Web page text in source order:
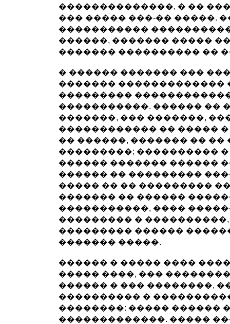
��������������, � ��
��� ����� ���-�� �����.
�����������
������, ������� �����
������� ���������� ��
� ������ ������� ���
������� �������������
���������
�����������. ������ ��
�������, ��� �������,
������������ �� �����
�� ������, ������� �� ��
���������; ���������� �
������ ������� ������
������ �� ���������
����� �� �� ���������
������� �� ������
�����������, ����
��������� � ����������,
��������� ������
������� �����.
������ � ����� ����
����� ����, ���
������ � ��� ��������,
���������� �
��������: ����� ������
�������������. �����